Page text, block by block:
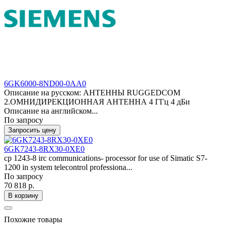
6GK6000-8ND00-0AA0
Описание на русском: АНТЕННЫ RUGGEDCOM
2.ОМНИДИРЕКЦИОННАЯ АНТЕННА 4 ГГц 4 дБи
Описание на английском...
По запросу
Запросить цену
6GK7243-8RX30-0XE0
cp 1243-8 irc communications- processor for use of Simatic S7-
1200 in system telecontrol professiona...
По запросу
70 818 р.
В корзину
Похожие товары